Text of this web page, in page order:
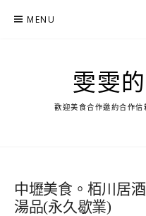
MENU
雯雯
歡迎美食合作邀約合作信
中壢美食。栢川居
湯品(永久歇業)